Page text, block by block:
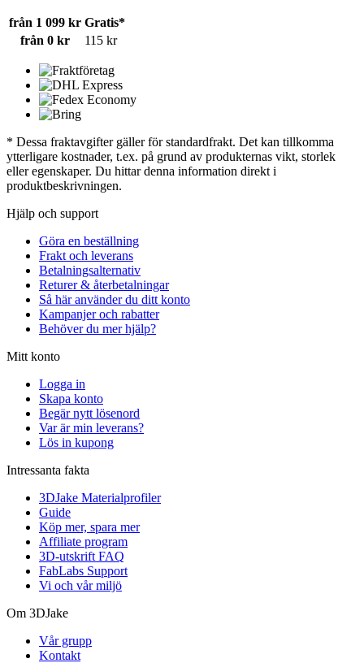
från 1 099 kr Gratis*
från 0 kr
115 kr
* Dessa fraktavgifter gäller för standardfrakt. Det kan tillkomma
ytterligare kostnader, t.ex. på grund av produkternas vikt, storlek
eller egenskaper. Du hittar denna information direkt i
produktbeskrivningen.
Hjälp och support
Göra en beställning
Frakt och leverans
Betalningsalternativ
Returer & återbetalningar
Så här använder du ditt konto
Kampanjer och rabatter
Behöver du mer hjälp?
Mitt konto
Logga in
Skapa konto
Begär nytt lösenord
Var är min leverans?
Lös in kupong
Intressanta fakta
3DJake Materialprofiler
Guide
Köp mer, spara mer
Affiliate program
3D-utskrift FAQ
FabLabs Support
Vi och vår miljö
Om 3DJake
Vår grupp
Kontakt